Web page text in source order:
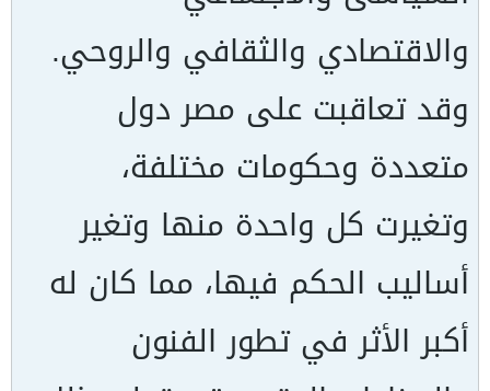
والاقتصادي والثقافي والروحي.
وقد تعاقبت على مصر دول
متعددة وحكومات مختلفة،
وتغيرت كل واحدة منها وتغير
أساليب الحكم فيها، مما كان له
أكبر الأثر في تطور الفنون